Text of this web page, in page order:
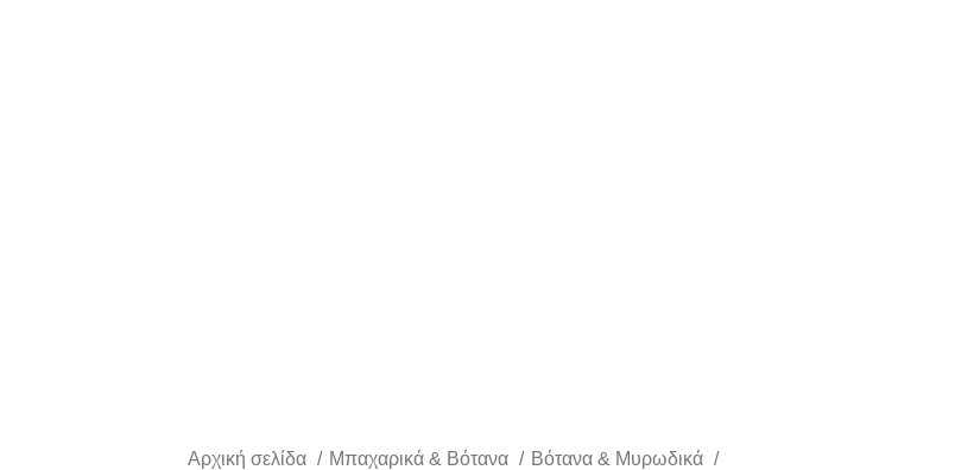
Αρχική σελίδα Μπαχαρικά & Βότανα
Βότανα & Μυρωδικά